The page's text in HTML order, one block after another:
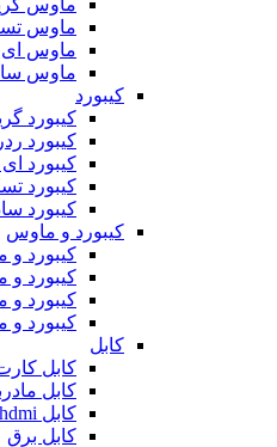
ماوس
ماوس ای
ماوس
کیبورد
کیبورد
کیبورد
کیبورد
کیبورد
کیبورد
کیبورد و ماوس
کیبورد
کیبورد
کیبورد
کیبورد و
کابل
کابل
کابل
کابل hdmi
کابل برق